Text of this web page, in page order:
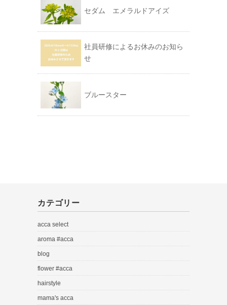
セダム エメラルドアイズ
社員研修によるお休みのお知ら
せ
ブルースター
カテゴリー
acca select
aroma #acca
blog
flower #acca
hairstyle
mama's acca